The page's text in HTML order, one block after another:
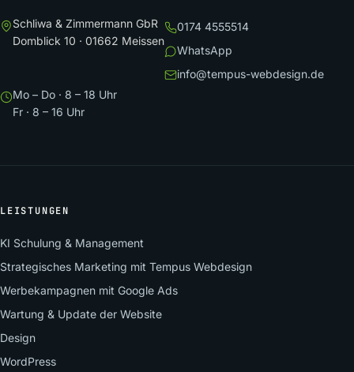
Schliwa & Zimmermann GbR
Domblick 10 · 01662 Meissen
0174 4555514
WhatsApp
info@tempus-webdesign.de
Mo – Do · 8 – 18 Uhr
Fr · 8 – 16 Uhr
LEISTUNGEN
KI Schulung & Management
Strategisches Marketing mit Tempus Webdesign
Werbekampagnen mit Google Ads
Wartung & Update der Website
Design
WordPress